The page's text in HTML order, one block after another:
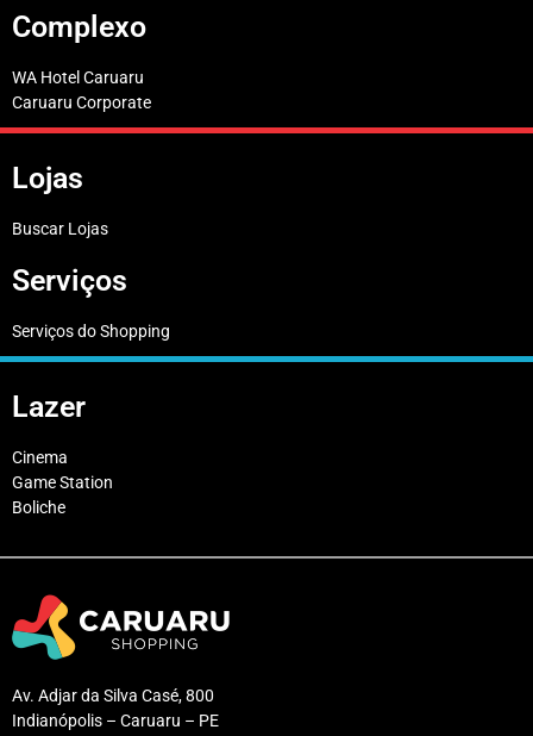
Complexo
WA Hotel Caruaru
Caruaru Corporate
Lojas
Buscar Lojas
Serviços
Serviços do Shopping
Lazer
Cinema
Game Station
Boliche
Av. Adjar da Silva Casé, 800
Indianópolis – Caruaru – PE